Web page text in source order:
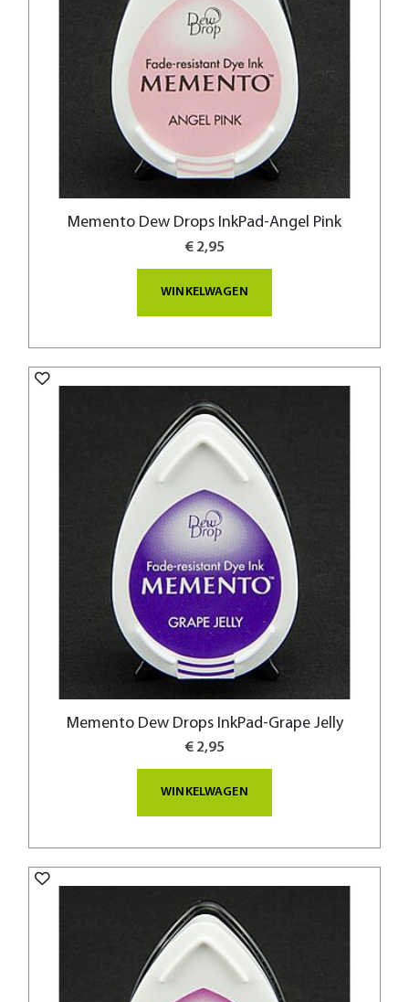
Memento Dew Drops InkPad-Angel Pink
€ 2,95
WINKELWAGEN
Memento Dew Drops InkPad-Grape Jelly
€ 2,95
WINKELWAGEN